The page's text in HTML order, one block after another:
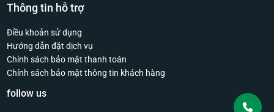
Thông tin hỗ trợ
Điều khoản sử dụng
Hướng dẫn đặt dịch vụ
Chính sách bảo mật thanh toán
Chính sách bảo mật thông tin khách hàng
follow us